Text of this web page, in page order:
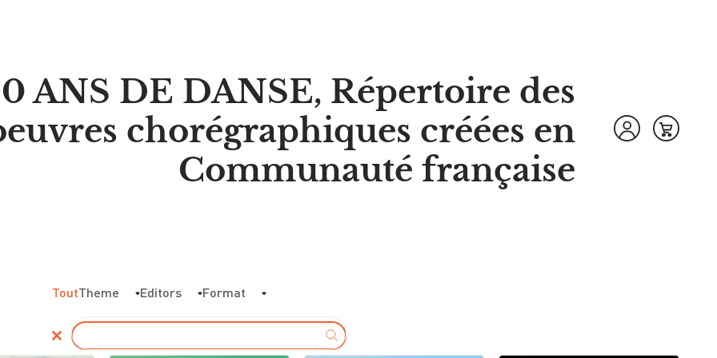
ANS DE DANSE, Répertoire des
chorégraphiques créées en
Communauté française
ToutTheme Editors Format